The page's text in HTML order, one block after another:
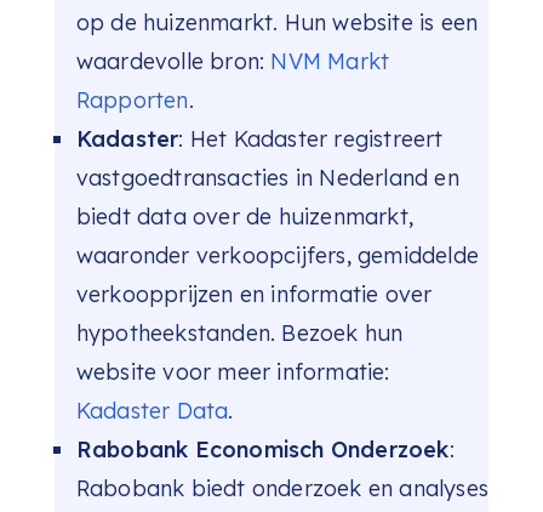
op de huizenmarkt. Hun website is een
waardevolle bron: NVM Markt
Rapporten.
Kadaster: Het Kadaster registreert
vastgoedtransacties in Nederland en
biedt data over de huizenmarkt,
waaronder verkoopcijfers, gemiddelde
verkoopprijzen en informatie over
hypotheekstanden. Bezoek hun
website voor meer informatie:
Kadaster Data.
Rabobank Economisch Onderzoek:
Rabobank biedt onderzoek en analyses